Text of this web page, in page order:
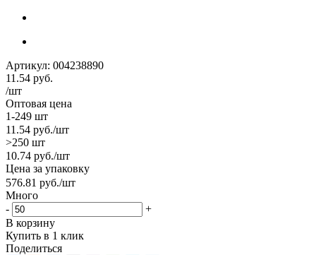
Артикул: 004238890
11.54 руб.
/шт
Оптовая цена
1-249 шт
11.54 руб./шт
>250 шт
10.74 руб./шт
Цена за упаковку
576.81 руб./шт
Много
-
+
В корзину
Купить в 1 клик
Поделиться